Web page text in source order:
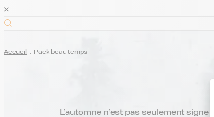
×
Accueil . Pack beau temps
L’automne n’est pas seulement